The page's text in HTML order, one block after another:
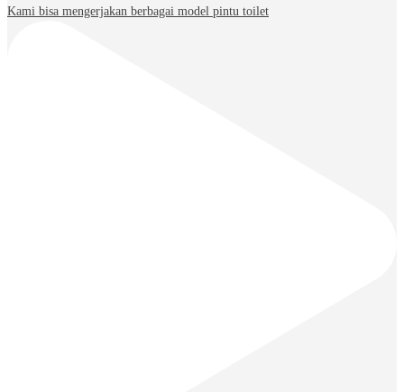
Kami bisa mengerjakan berbagai model pintu toilet